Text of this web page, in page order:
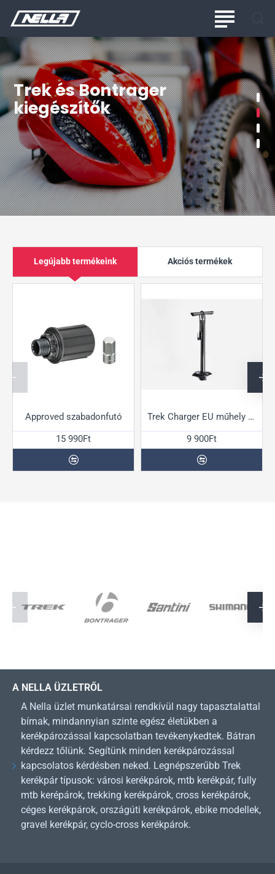
Nella
Kerékpárcentrum
Trek és Bontrager
kiegészítők
Legújabb termékeink Akciós termékek
Legújabb
Approved szabadonfutó
15 990Ft
LegújabbTrek Charger EU műhely pumpa
9 900Ft
A NELLA ÜZLETRŐL
A Nella üzlet munkatársai rendkívül nagy tapasztalattal
bírnak, mindannyian szinte egész életükben a
kerékpározással kapcsolatban tevékenykedtek. Bátran
kérdezz tőlünk. Segítünk minden kerékpározással
kapcsolatos kérdésben neked. Legnépszerűbb Trek
kerékpár típusok: városi kerékpárok, mtb kerékpár, fully
mtb kerépárok, trekking kerékpárok, cross kerékpárok,
céges kerékpárok, országúti kerékpárok, ebike modellek,
gravel kerékpár, cyclo-cross kerékpárok.